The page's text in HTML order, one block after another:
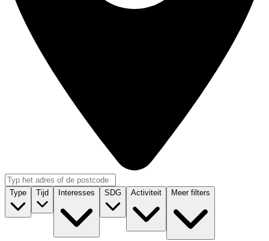
Type Tijd Interesses SDG Activiteit Meer filters